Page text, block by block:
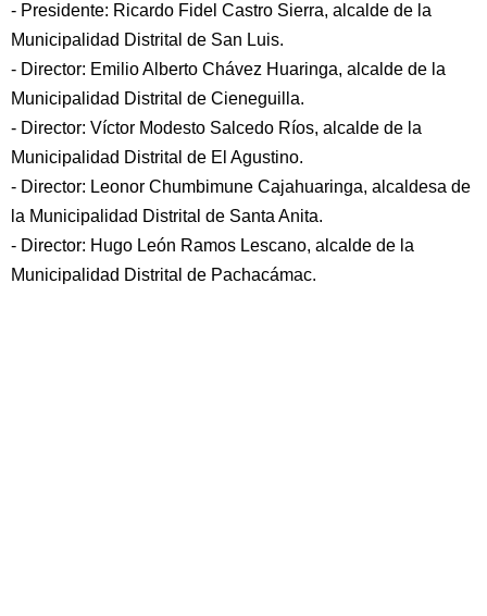
- Presidente: Ricardo Fidel Castro Sierra, alcalde de la
Municipalidad Distrital de San Luis.
- Director: Emilio Alberto Chávez Huaringa, alcalde de la
Municipalidad Distrital de Cieneguilla.
- Director: Víctor Modesto Salcedo Ríos, alcalde de la
Municipalidad Distrital de El Agustino.
- Director: Leonor Chumbimune Cajahuaringa, alcaldesa de
la Municipalidad Distrital de Santa Anita.
- Director: Hugo León Ramos Lescano, alcalde de la
Municipalidad Distrital de Pachacámac.